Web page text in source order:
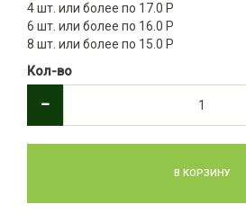
4 шт. или более по 17.0 Р
6 шт. или более по 16.0 Р
8 шт. или более по 15.0 Р
Кол-во
В КОРЗИНУ